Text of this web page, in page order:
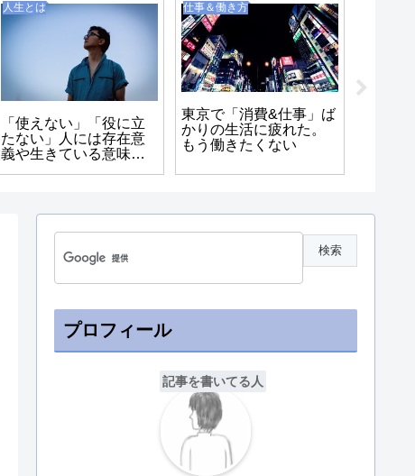
人生とは
「使えない」「役に立
たない」人には存在意
義や生きている意味が
仕事＆働き方
東京で「消費&仕事」ば
かりの生活に疲れた。
もう働きたくない
プロフィール
記事を書いてる人